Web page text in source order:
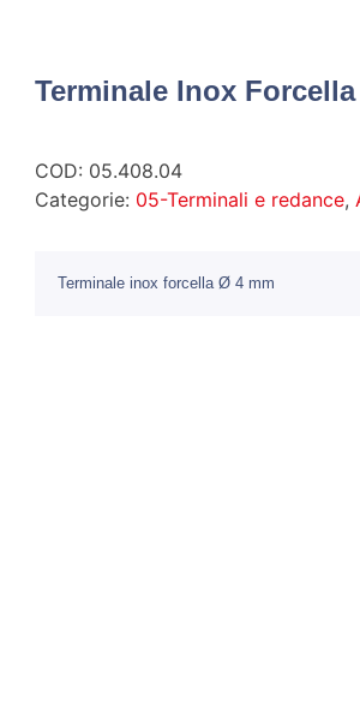
Terminale Inox
COD: 05.408.04
Categorie: 05-Terminali e redance,
Terminale inox forcella Ø 4 mm